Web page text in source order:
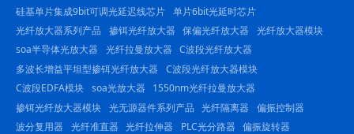
硅基单片集成9bit可调光延迟线芯片 单片6bit光延时芯片
光纤放大器系列产品
掺铒光纤放大器 保偏光纤放大器
光纤放大器模块
soa半导体光放大器
光纤拉曼放大器 C波段光纤放大器
多波长增益平坦型掺铒光纤放大器
C波段光纤放大器模块
C波段EDFA模块 soa光放大器
1550nm光纤拉曼放大器
掺铒光纤放大器模块 光无源器件系列产品 光纤隔离器
偏振控制器
波分复用器
光纤准直器 光纤拉伸器 PLC光分路器
偏振旋转器